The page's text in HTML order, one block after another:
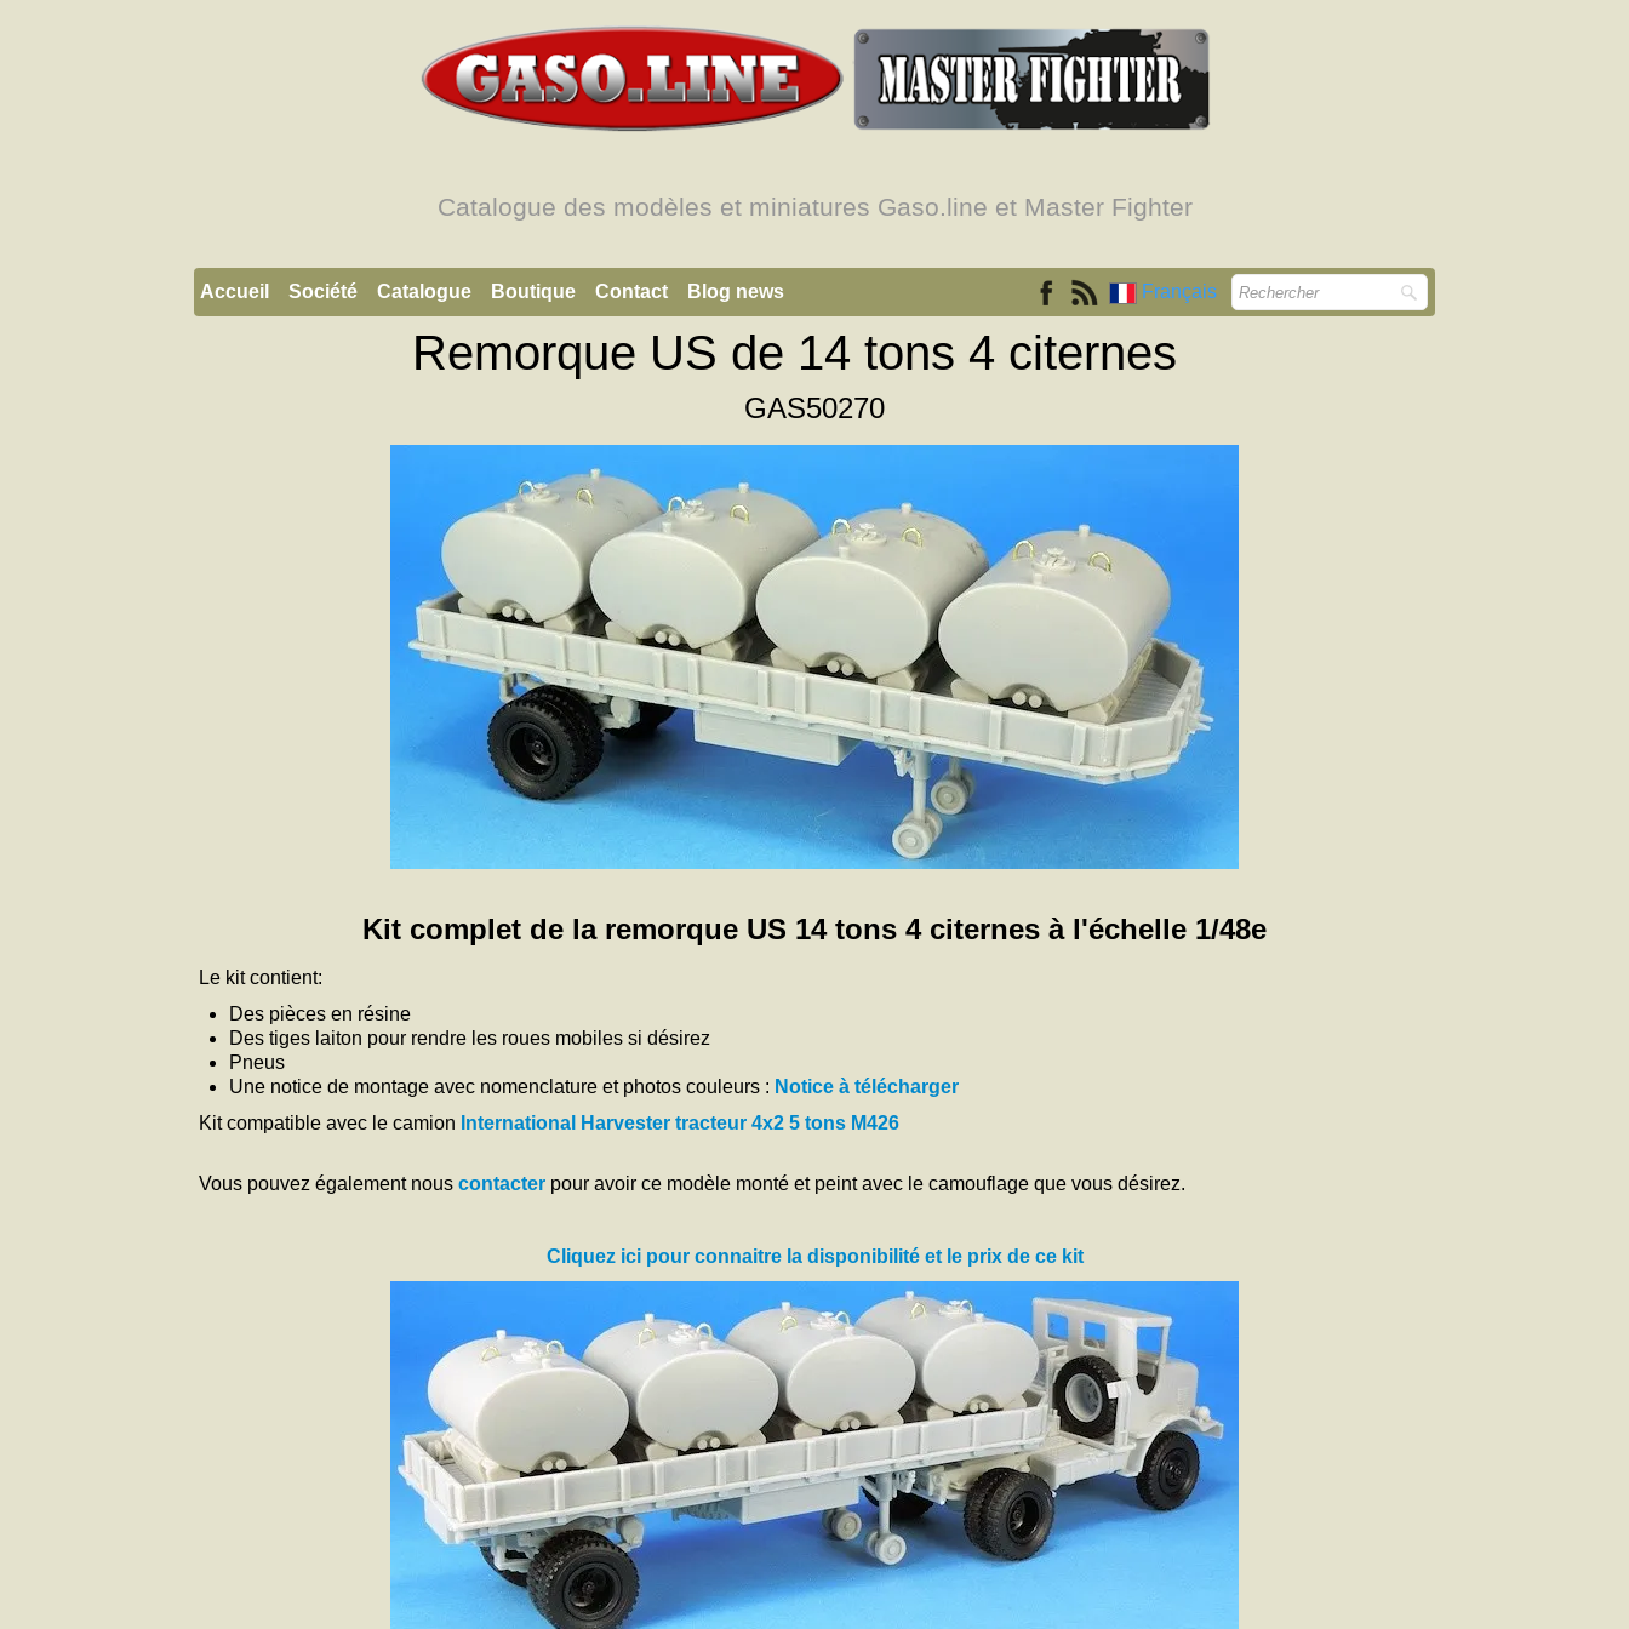
Catalogue des modèles et miniatures Gaso.line et Master Fighter
Français
Accueil Société Catalogue Boutique Contact Blog news
Remorque US de 14 tons 4 citernes
GAS50270
Kit complet de la remorque US 14 tons 4 citernes à l'échelle 1/48e
Le kit contient:
Des pièces en résine
Des tiges laiton pour rendre les roues mobiles si désirez
Pneus
Une notice de montage avec nomenclature et photos couleurs : Notice à télécharger
Kit compatible avec le camion International Harvester tracteur 4x2 5 tons M426
Vous pouvez également nous contacter pour avoir ce modèle monté et peint avec le camouflage que vous désirez.
Cliquez ici pour connaitre la disponibilité et le prix de ce kit